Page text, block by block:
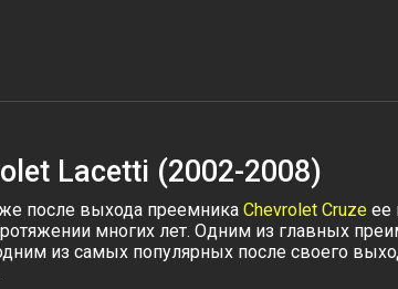
Lacetti (2002-2008)
после выхода преемника Chevrolet Cruze ее
многих лет. Одним из главных
из самых популярных после своего